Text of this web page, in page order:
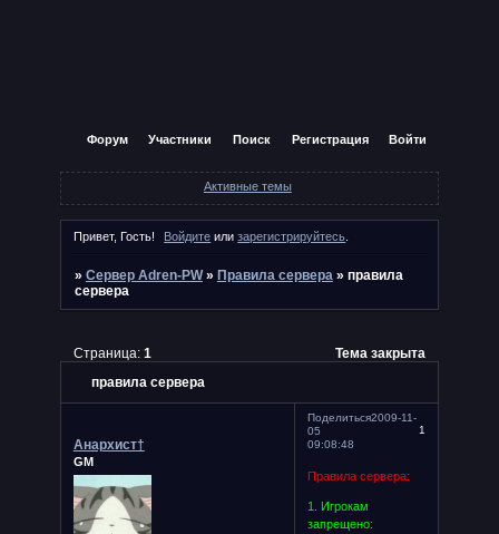
Форум Участники Поиск Регистрация Войти
Активные темы
Привет, Гость! Войдите илизарегистрируйтесь.
» Сервер Adren-PW » Правила сервера » правила
сервера
правила сервера
Страница: 1 Тема закрыта
Поделиться
1
2009-11-
05
09:08:48
Анархист†
GM
Правила сервера:
1. Игрокам
запрещено: